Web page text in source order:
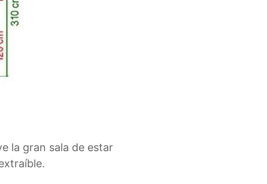
la gran sala de estar